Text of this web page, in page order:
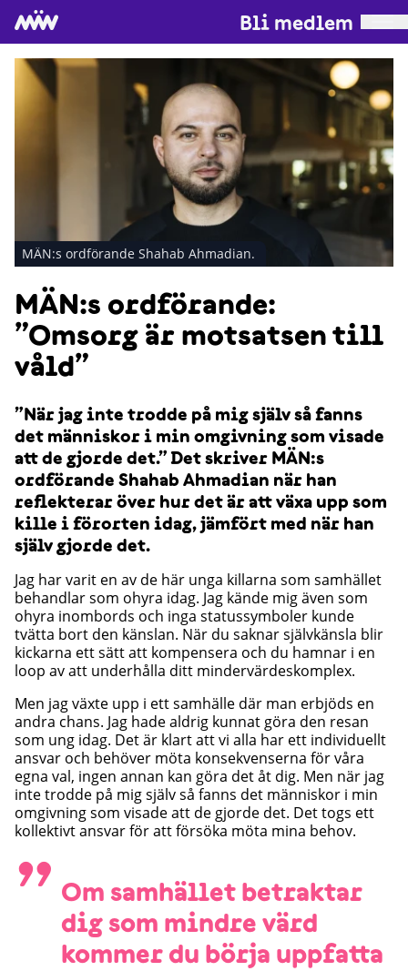
Bli medlem
MÄN:s ordförande Shahab Ahmadian.
MÄN:s ordförande:
”Omsorg är motsatsen till
våld”
”När jag inte trodde på mig själv så fanns
det människor i min omgivning som visade
att de gjorde det.” Det skriver MÄN:s
ordförande Shahab Ahmadian när han
reflekterar över hur det är att växa upp som
kille i förorten idag, jämfört med när han
själv gjorde det.
Jag har varit en av de här unga killarna som samhället
behandlar som ohyra idag. Jag kände mig även som
ohyra inombords och inga statussymboler kunde
tvätta bort den känslan. När du saknar självkänsla blir
kickarna ett sätt att kompensera och du hamnar i en
loop av att underhålla ditt mindervärdeskomplex.
Men jag växte upp i ett samhälle där man erbjöds en
andra chans. Jag hade aldrig kunnat göra den resan
som ung idag. Det är klart att vi alla har ett individuellt
ansvar och behöver möta konsekvenserna för våra
egna val, ingen annan kan göra det åt dig. Men när jag
inte trodde på mig själv så fanns det människor i min
omgivning som visade att de gjorde det. Det togs ett
kollektivt ansvar för att försöka möta mina behov.
” Om samhället betraktar
dig som mindre värd
kommer du börja uppfatta